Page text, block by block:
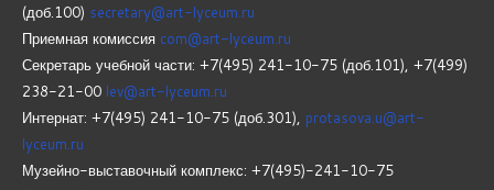
(доб.100) secretary@art-lyceum.ru
Приемная комиссия com@art-lyceum.ru
Секретарь учебной части: +7(495) 241-10-75 (доб.101), +7(499)
238-21-00 lev@art-lyceum.ru
Интернат: +7(495) 241-10-75 (доб.301), protasova.u@art-
lyceum.ru
Музейно-выставочный комплекс: +7(495)-241-10-75